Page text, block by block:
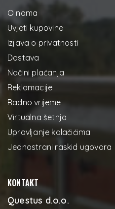
O nama
Uvjeti kupovine
Izjava o privatnosti
Dostava
Načini plaćanja
Reklamacije
Radno vrijeme
Virtualna šetnja
Upravljanje kolačićima
Jednostrani raskid ugovora
KONTAKT
Questus d.o.o.